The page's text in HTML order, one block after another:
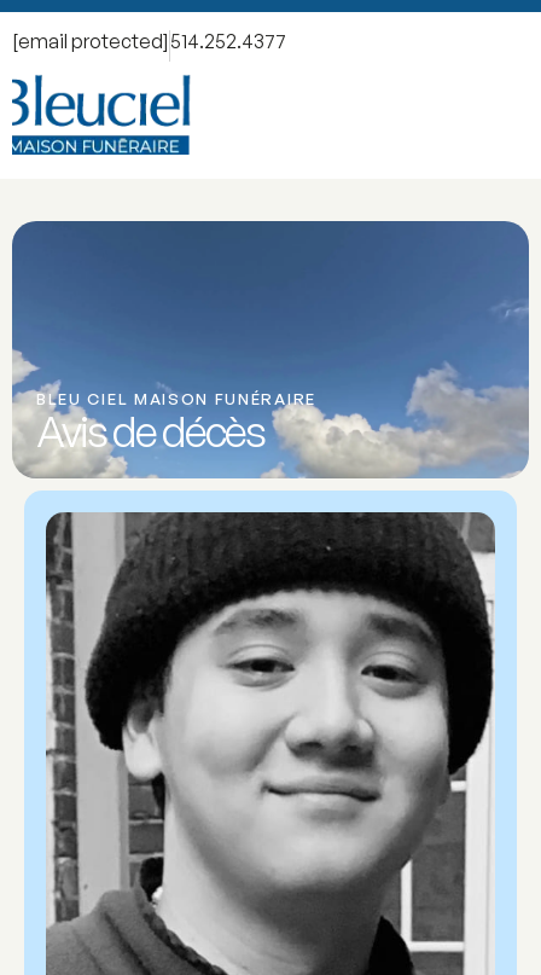
[email protected] 514.252.4377
BLEU CIEL MAISON FUNÉRAIRE
Avis de décès